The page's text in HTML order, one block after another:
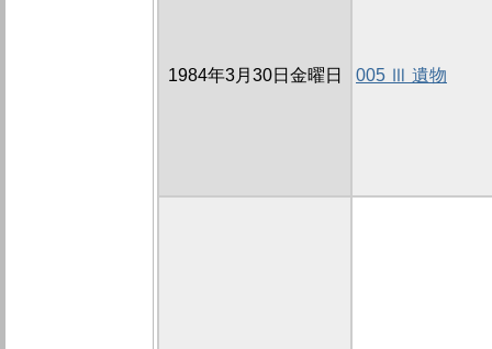
1984年3月30日金曜日 005 Ⅲ 遺物